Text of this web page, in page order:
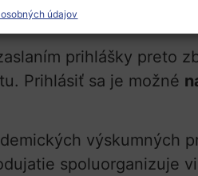
údajov
formáte. Jazykom
prihlášky preto
Prihlásiť sa je možné
výskumných
spoluorganizuje